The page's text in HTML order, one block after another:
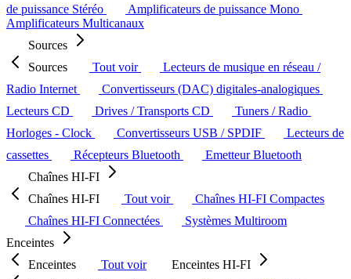
de puissance Stéréo
Amplificateurs de puissance Mono
Amplificateurs Multicanaux
Sources
Sources
Tout voir
Lecteurs de musique en réseau /
Radio Internet
Convertisseurs (DAC) digitales-analogiques
Lecteurs CD
Drives / Transports CD
Tuners / Radio
Horloges - Clock
Convertisseurs USB / SPDIF
Lecteurs de
cassettes
Récepteurs Bluetooth
Emetteur Bluetooth
Chaînes HI-FI
Chaînes HI-FI
Tout voir
Chaînes HI-FI Compactes
Chaînes HI-FI Connectées
Systèmes Multiroom
Enceintes
Enceintes
Tout voir
Enceintes HI-FI